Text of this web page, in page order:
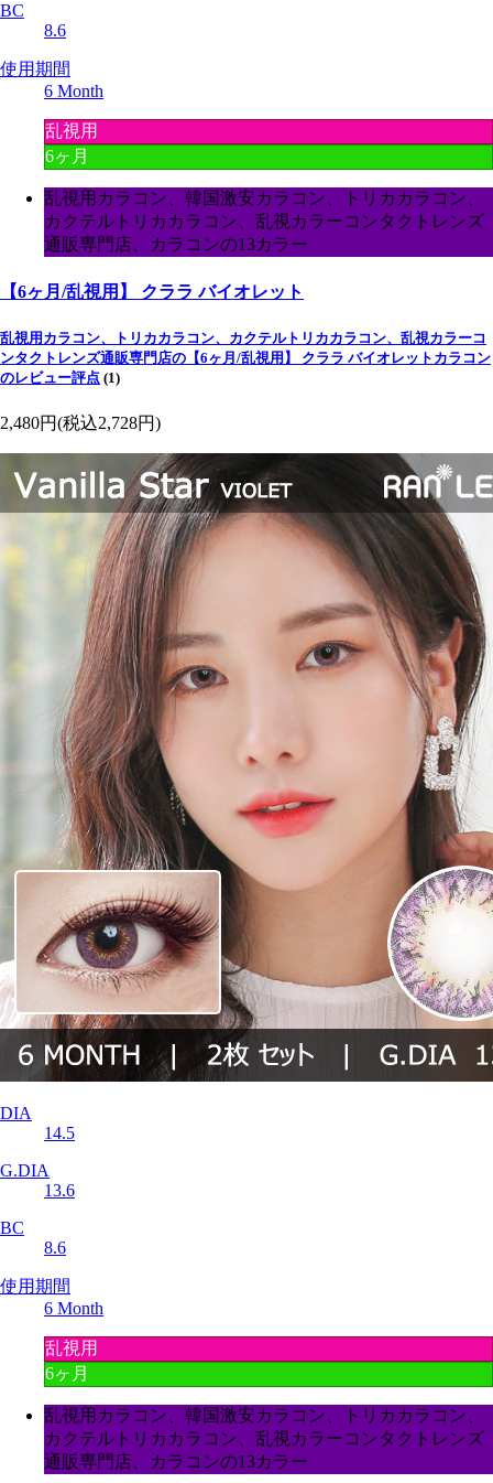
BC
8.6
使用期間
6 Month
乱視用
6ヶ月
乱視用カラコン、韓国激安カラコン、トリカカラコン、
カクテルトリカカラコン、乱視カラーコンタクトレンズ
通販専門店、カラコンの13カラー
【6ヶ月/乱視用】 クララ バイオレット
乱視用カラコン、トリカカラコン、カクテルトリカカラコン、乱視カラーコ
ンタクトレンズ通販専門店の【6ヶ月/乱視用】 クララ バイオレットカラコン
のレビュー評点 (1)
2,480円(税込2,728円)
DIA
14.5
G.DIA
13.6
BC
8.6
使用期間
6 Month
乱視用
6ヶ月
乱視用カラコン、韓国激安カラコン、トリカカラコン、
カクテルトリカカラコン、乱視カラーコンタクトレンズ
通販専門店、カラコンの13カラー